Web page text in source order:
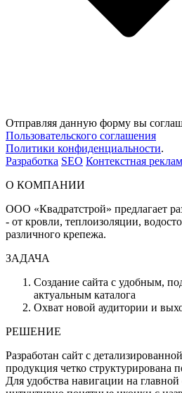
Отправляя данную форму вы
Пользовательского соглашения
Политики конфиденциальности.
Разработка SEO Контекстная
О КОМПАНИИ
ООО «Квадратстрой» предлагает
- от кровли, теплоизоляции,
различного крепежа.
ЗАДАЧА
Создание сайта с удобным,
актуальным каталога
Охват новой аудитории и
РЕШЕНИЕ
Разработан сайт с
продукция четко структурирована
Для удобства навигации на